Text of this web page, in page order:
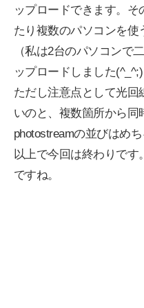
ップロードできます。
たり複数のパソコンを使
（私は2台のパソコンで
ップロードしました(^_^;)
ただし注意点として光回
いのと、複数箇所から
photostreamの並びはめ
以上で今回は終わりです
ですね。